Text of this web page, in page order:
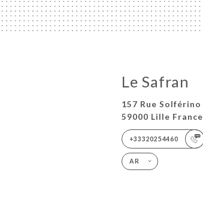
Le Safran
157 Rue Solférino
59000 Lille France
+33320254460
AR